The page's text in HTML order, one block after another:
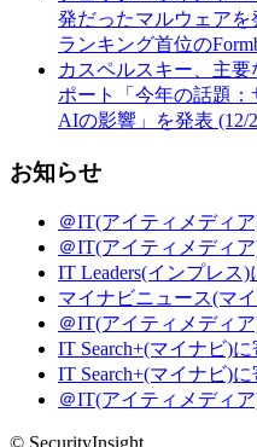
発だったマルウェア
ランキング首位の
カスペルスキー、主
ポート「今年の話題
AIの影響」を発表 (12/
お知らせ
＠IT(アイティメディ
＠IT(アイティメディ
IT Leaders(インプレス
マイナビニュース(マ
＠IT(アイティメディ
IT Search+(マイナビ)
IT Search+(マイナビ)
＠IT(アイティメディ